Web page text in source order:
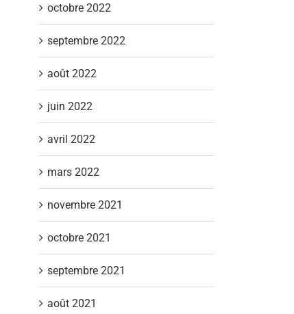
octobre 2022
septembre 2022
août 2022
juin 2022
avril 2022
mars 2022
novembre 2021
octobre 2021
septembre 2021
août 2021